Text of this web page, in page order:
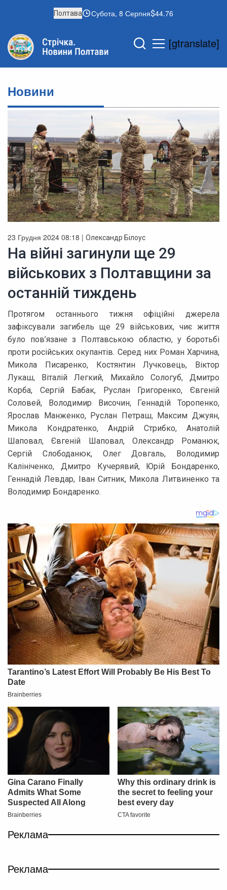
Полтава Субота, 8 Серпня 44.76
[gtranslate]
Новини
23 Грудня 2024 08:18 | Олександр Білоус
На війні загинули ще 29
військових з Полтавщини за
останній тиждень
Протягом останнього тижня офіційні джерела
зафіксували загибель ще 29 військових, чиє життя
було пов’язане з Полтавською областю, у боротьбі
проти російських окупантів. Серед них Роман Харчина,
Микола Писаренко, Костянтин Лучковець, Віктор
Лукаш, Віталій Легкий, Михайло Сологуб, Дмитро
Корба, Сергій Бабак, Руслан Григоренко, Євгеній
Соловей, Володимир Височин, Геннадій Торопенко,
Ярослав Манженко, Руслан Петраш, Максим Джуян,
Микола Кондратенко, Андрій Стрибко, Анатолій
Шаповал, Євгеній Шаповал, Олександр Романюк,
Сергій Слободанюк, Олег Довгаль, Володимир
Калініченко, Дмитро Кучерявий, Юрій Бондаренко,
Геннадій Левдар, Іван Ситник, Микола Литвиненко та
Володимир Бондаренко.
Реклама
Реклама